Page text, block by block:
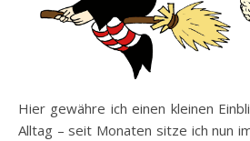
Hier gewähre ich einen kleinen
Alltag – seit Monaten sitze ich nun